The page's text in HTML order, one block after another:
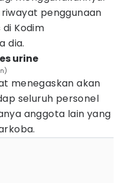
penggunaan
Kodim
dia.
urine
menegaskan akan
seluruh personel
anggota lain yang